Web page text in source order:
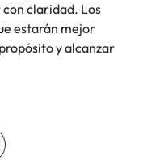
claridad. Los
estarán mejor
y alcanzar